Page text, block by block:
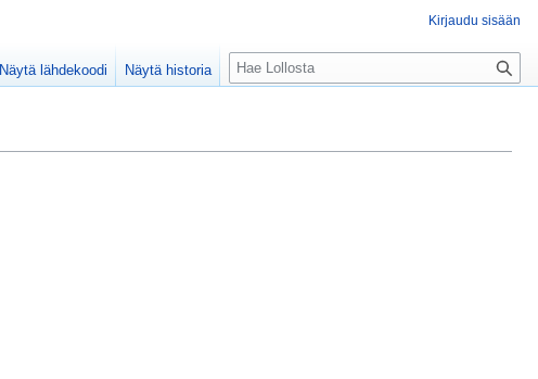
Kirjaudu sisään
Näytä lähdekoodi Näytä historia
H
a